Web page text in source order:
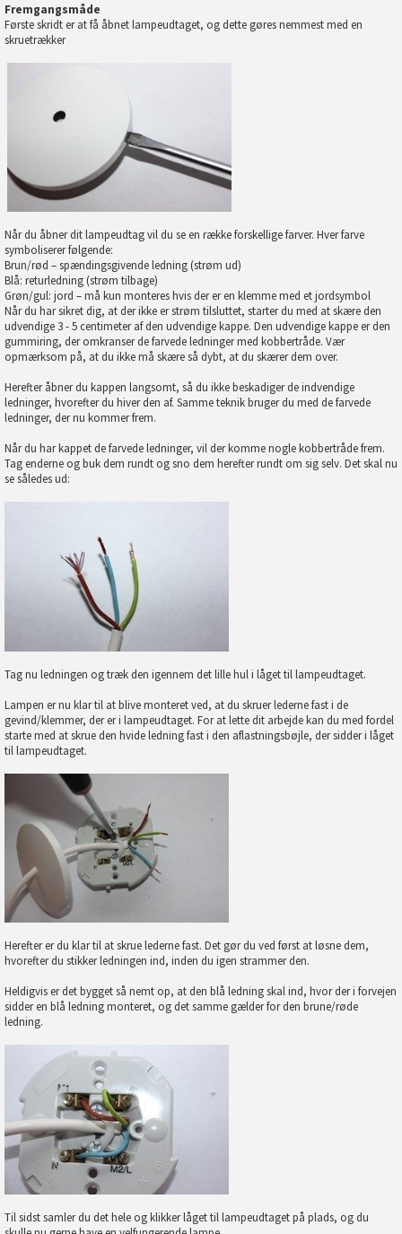
Fremgangsmåde
Første skridt er at få åbnet lampeudtaget, og dette gøres nemmest med en
skruetrækker
Når du åbner dit lampeudtag vil du se en række forskellige farver. Hver farve
symboliserer følgende:
Brun/rød – spændingsgivende ledning (strøm ud)
Blå: returledning (strøm tilbage)
Grøn/gul: jord – må kun monteres hvis der er en klemme med et jordsymbol
Når du har sikret dig, at der ikke er strøm tilsluttet, starter du med at skære den
udvendige 3 - 5 centimeter af den udvendige kappe. Den udvendige kappe er den
gummiring, der omkranser de farvede ledninger med kobbertråde. Vær
opmærksom på, at du ikke må skære så dybt, at du skærer dem over.
Herefter åbner du kappen langsomt, så du ikke beskadiger de indvendige
ledninger, hvorefter du hiver den af. Samme teknik bruger du med de farvede
ledninger, der nu kommer frem.
Når du har kappet de farvede ledninger, vil der komme nogle kobbertråde frem.
Tag enderne og buk dem rundt og sno dem herefter rundt om sig selv. Det skal nu
se således ud:
Tag nu ledningen og træk den igennem det lille hul i låget til lampeudtaget.
Lampen er nu klar til at blive monteret ved, at du skruer lederne fast i de
gevind/klemmer, der er i lampeudtaget. For at lette dit arbejde kan du med fordel
starte med at skrue den hvide ledning fast i den aflastningsbøjle, der sidder i låget
til lampeudtaget.
Herefter er du klar til at skrue lederne fast. Det gør du ved først at løsne dem,
hvorefter du stikker ledningen ind, inden du igen strammer den.
Heldigvis er det bygget så nemt op, at den blå ledning skal ind, hvor der i forvejen
sidder en blå ledning monteret, og det samme gælder for den brune/røde
ledning.
Til sidst samler du det hele og klikker låget til lampeudtaget på plads, og du